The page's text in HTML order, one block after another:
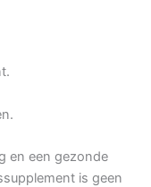
en een gezonde
is geen